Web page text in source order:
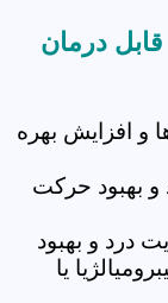
قابل درمان
افزایش بهره
و بهبود حرکت
درد و بهبود
یا